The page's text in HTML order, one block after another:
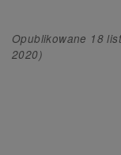
Opublikowane 18
2020)